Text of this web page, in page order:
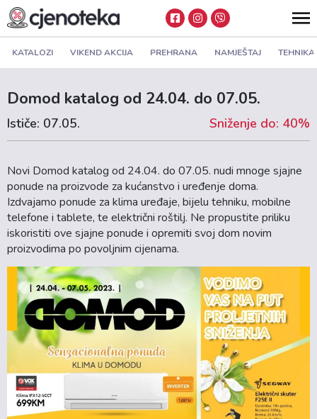
KATALOZI VIKEND AKCIJA PREHRANA NAMJEŠTAJ TEHNIKA
Domod katalog od 24.04. do 07.05.
Ističe: 07.05. Sniženje do: 40%
Novi Domod katalog od 24.04. do 07.05. nudi mnoge sjajne
ponude na proizvode za kućanstvo i uređenje doma.
Izdvajamo ponude za klima uređaje, bijelu tehniku, mobilne
telefone i tablete, te električni roštilj. Ne propustite priliku
iskoristiti ove sjajne ponude i opremiti svoj dom novim
proizvodima po povoljnim cijenama.